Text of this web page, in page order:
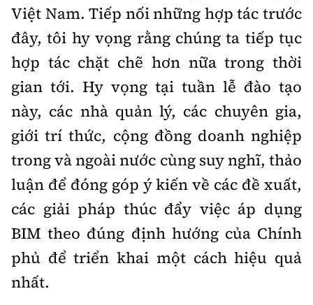
Việt Nam. Tiếp nối những hợp tác trước
đây, tôi hy vọng rằng chúng ta tiếp tục
hợp tác chặt chẽ hơn nữa trong thời
gian tới. Hy vọng tại tuần lễ đào tạo
này, các nhà quản lý, các chuyên gia,
giới trí thức, cộng đồng doanh nghiệp
trong và ngoài nước cùng suy nghĩ, thảo
luận để đóng góp ý kiến về các đề xuất,
các giải pháp thúc đẩy việc áp dụng
BIM theo đúng định hướng của Chính
phủ để triển khai một cách hiệu quả
nhất.